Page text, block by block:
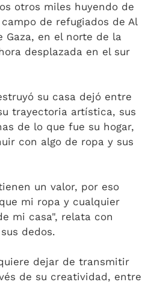
otros miles huyendo de
de refugiados de Al
Gaza, en el norte de la
desplazada en el sur
su casa dejó entre
trayectoria artística, sus
de lo que fue su hogar,
con algo de ropa y sus
un valor, por eso
mi ropa y cualquier
mi casa", relata con
dedos.
dejar de transmitir
de su creatividad, entre